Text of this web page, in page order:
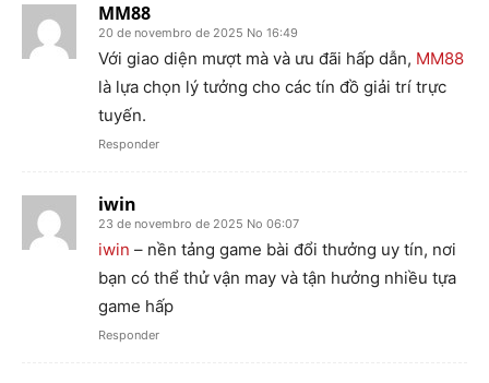
MM88
20 de novembro de 2025 No 16:49
Với giao diện mượt mà và ưu đãi hấp dẫn, MM88
là lựa chọn lý tưởng cho các tín đồ giải trí trực
tuyến.
Responder
iwin
23 de novembro de 2025 No 06:07
iwin – nền tảng game bài đổi thưởng uy tín, nơi
bạn có thể thử vận may và tận hưởng nhiều tựa
game hấp
Responder